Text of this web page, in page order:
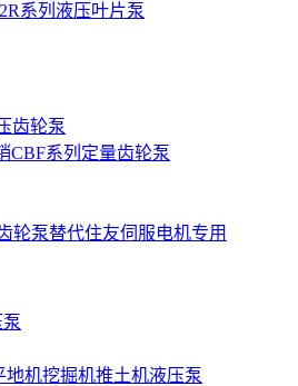
系列液压叶片泵
齿轮泵
CBF系列定量齿轮泵
轮泵替代住友伺服电机专用
机挖掘机推土机液压泵